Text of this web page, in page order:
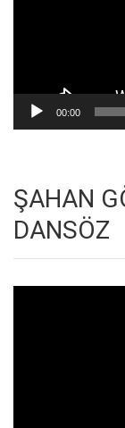
00:00
ŞAHAN
DANSÖZ